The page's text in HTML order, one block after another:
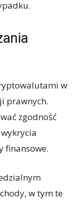
w
prawnych.
zgodność
finansowe.
w tym te